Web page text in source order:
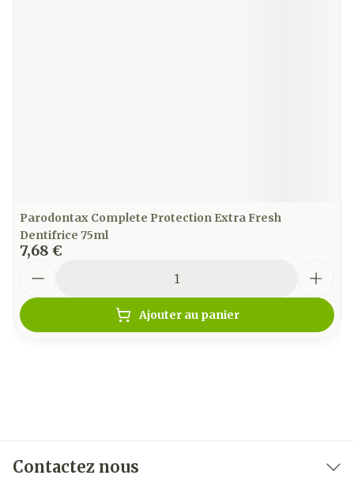
Parodontax Complete Protection Extra Fresh
Dentifrice 75ml
7,68 €
Ajouter au panier
Contactez nous